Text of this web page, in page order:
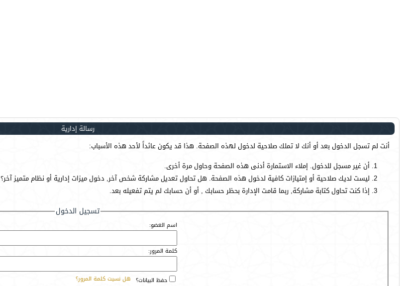
رسالة إدارية
أنت لم تسجل الدخول بعد أو أنك لا تملك صلاحية لدخول لهذه الصفحة. هذا قد يكون عائداً لأحد هذه الأسباب:
أن غير مسجل للدخول. إملاء الاستمارة أدنى هذه الصفحة وحاول مرة أخرى.
ليست لديك صلاحية أو إمتيازات كافية لدخول هذه الصفحة. هل تحاول تعديل مشاركة شخص آخر, دخول ميزات إدارية أو نظام متميز آخر؟
إذا كنت تحاول كتابة مشاركة, ربما قامت الإدارة بحظر حسابك , أو أن حسابك لم يتم تفعيله بعد.
تسجيل الدخول
اسم العضو:
كلمة المرور:
هل نسيت كلمة المرور؟ حفظ البيانات؟